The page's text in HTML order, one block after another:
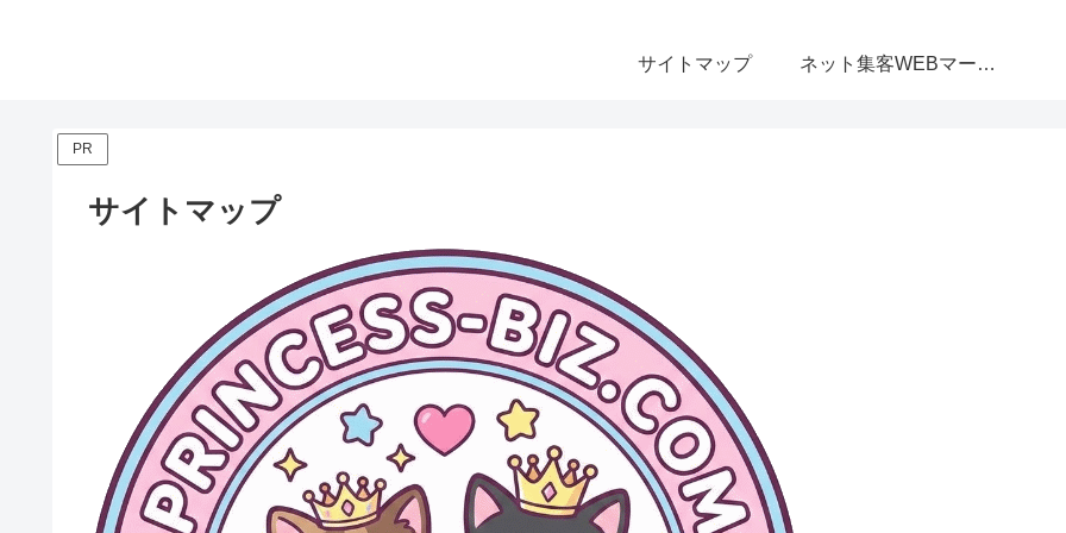
サイトマップ ネット集客WEBマーケティング無料相談室
PR
サイトマップ